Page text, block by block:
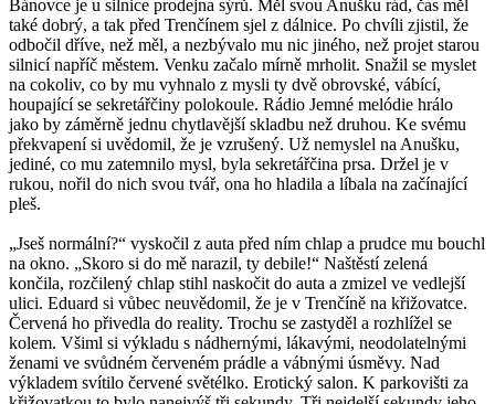
Bánovce je u silnice prodejna sýrů. Měl svou Anušku rád, čas měl
také dobrý, a tak před Trenčínem sjel z dálnice. Po chvíli zjistil, že
odbočil dříve, než měl, a nezbývalo mu nic jiného, než projet starou
silnicí napříč městem. Venku začalo mírně mrholit. Snažil se myslet
na cokoliv, co by mu vyhnalo z mysli ty dvě obrovské, vábící,
houpající se sekretářčiny polokoule. Rádio Jemné melódie hrálo
jako by záměrně jednu chytlavější skladbu než druhou. Ke svému
překvapení si uvědomil, že je vzrušený. Už nemyslel na Anušku,
jediné, co mu zatemnilo mysl, byla sekretářčina prsa. Držel je v
rukou, nořil do nich svou tvář, ona ho hladila a líbala na začínající
pleš.
„Jseš normální?“ vyskočil z auta před ním chlap a prudce mu bouchl
na okno. „Skoro si do mě narazil, ty debile!“ Naštěstí zelená
končila, rozčilený chlap stihl naskočit do auta a zmizel ve vedlejší
ulici. Eduard si vůbec neuvědomil, že je v Trenčíně na křižovatce.
Červená ho přivedla do reality. Trochu se zastyděl a rozhlížel se
kolem. Všiml si výkladu s nádhernými, lákavými, neodolatelnými
ženami ve svůdném červeném prádle a vábnými úsměvy. Nad
výkladem svítilo červené světélko. Erotický salon. K parkovišti za